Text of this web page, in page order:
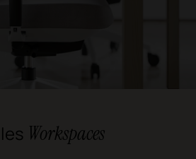
Workspaces